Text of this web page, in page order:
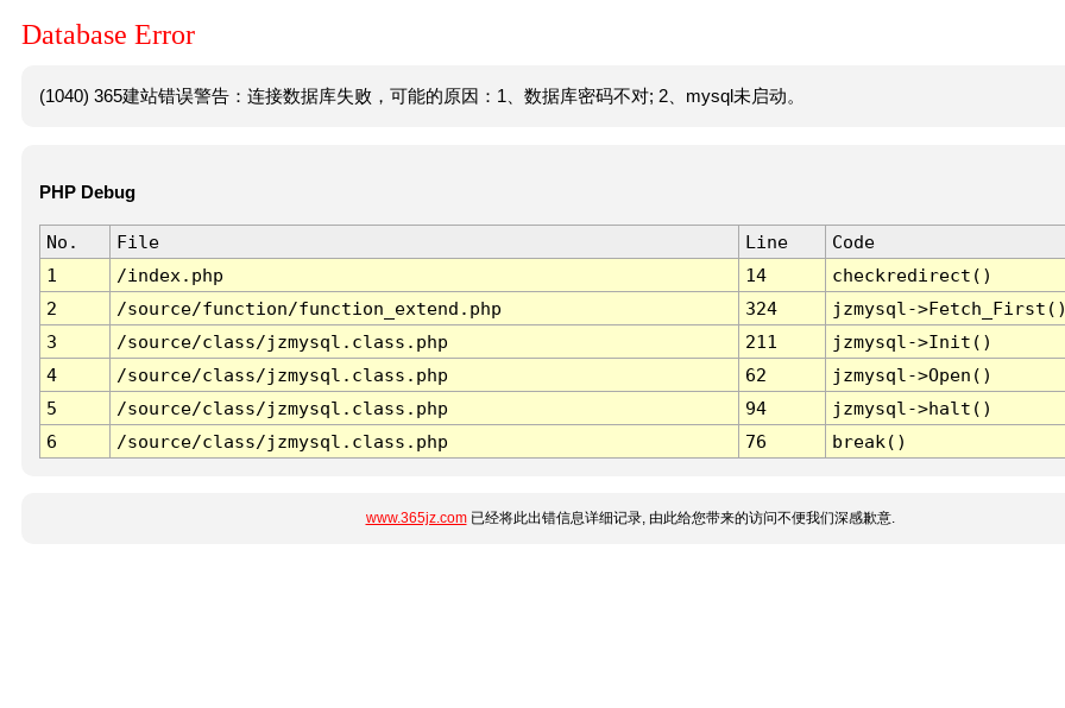
Database Error
(1040) 365建站错误警告：连接数据库失败，可能的原因：1、数据库密码不对; 2、mysql未启动。
PHP Debug
No. File Line
Code
1
/index.php 14
checkredirect()
2
/source/function/function_extend.php 324
jzmysql-
3
/source/class/jzmysql.class.php 211
jzmysql->Init()
4
/source/class/jzmysql.class.php 62
jzmysql->Open()
5
/source/class/jzmysql.class.php 94
jzmysql->halt()
6
/source/class/jzmysql.class.php 76 break()
www.365jz.com已经将此出错信息详细记录, 由此给您带来的访问不便我们深感歉意.